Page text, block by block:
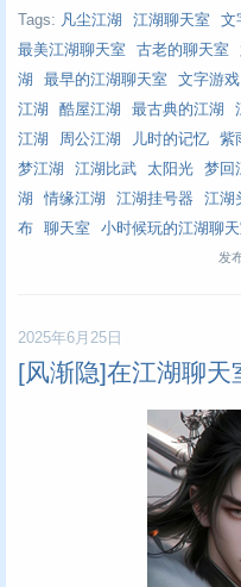
Tags: 凡尘江湖 江湖聊天室 文
最美江湖聊天室
古老的聊天室
湖
最早的江湖聊天室 文字游戏
江湖
酷屋江湖 最古典的江湖
江湖
周公江湖 儿时的记忆 紫
梦江湖
江湖比武 太阳光 梦回
湖
情缘江湖 江湖挂号器 江湖
布
聊天室 小时候玩的江湖聊
发
2025年6月25日
[风渐隐]在江湖聊